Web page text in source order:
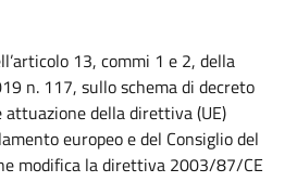
13, commi 1 e 2, della
n. 117, sullo schema di decreto
della direttiva (UE)
europeo e del Consiglio del
modifica la direttiva 2003/87/CE